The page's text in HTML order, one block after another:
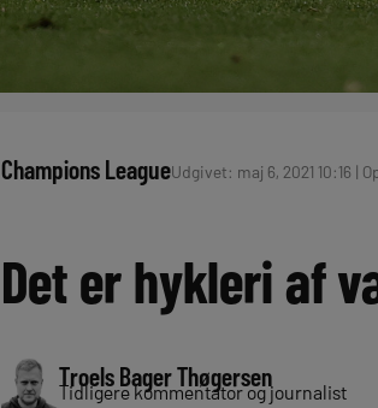
Champions LeagueUdgivet: maj 6, 2021 10:16 |
Det er hykleri af
Troels Bager Thøgersen
Tidligere kommentator og journalist